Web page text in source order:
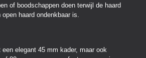
of boodschappen doen terwijl de haard
haard ondenkbaar is.
elegant 45 mm kader, maar ook